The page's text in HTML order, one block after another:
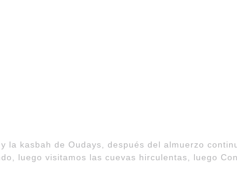
kasbah de Oudays, después del almuerzo
luego visitamos las cuevas hirculentas, luego